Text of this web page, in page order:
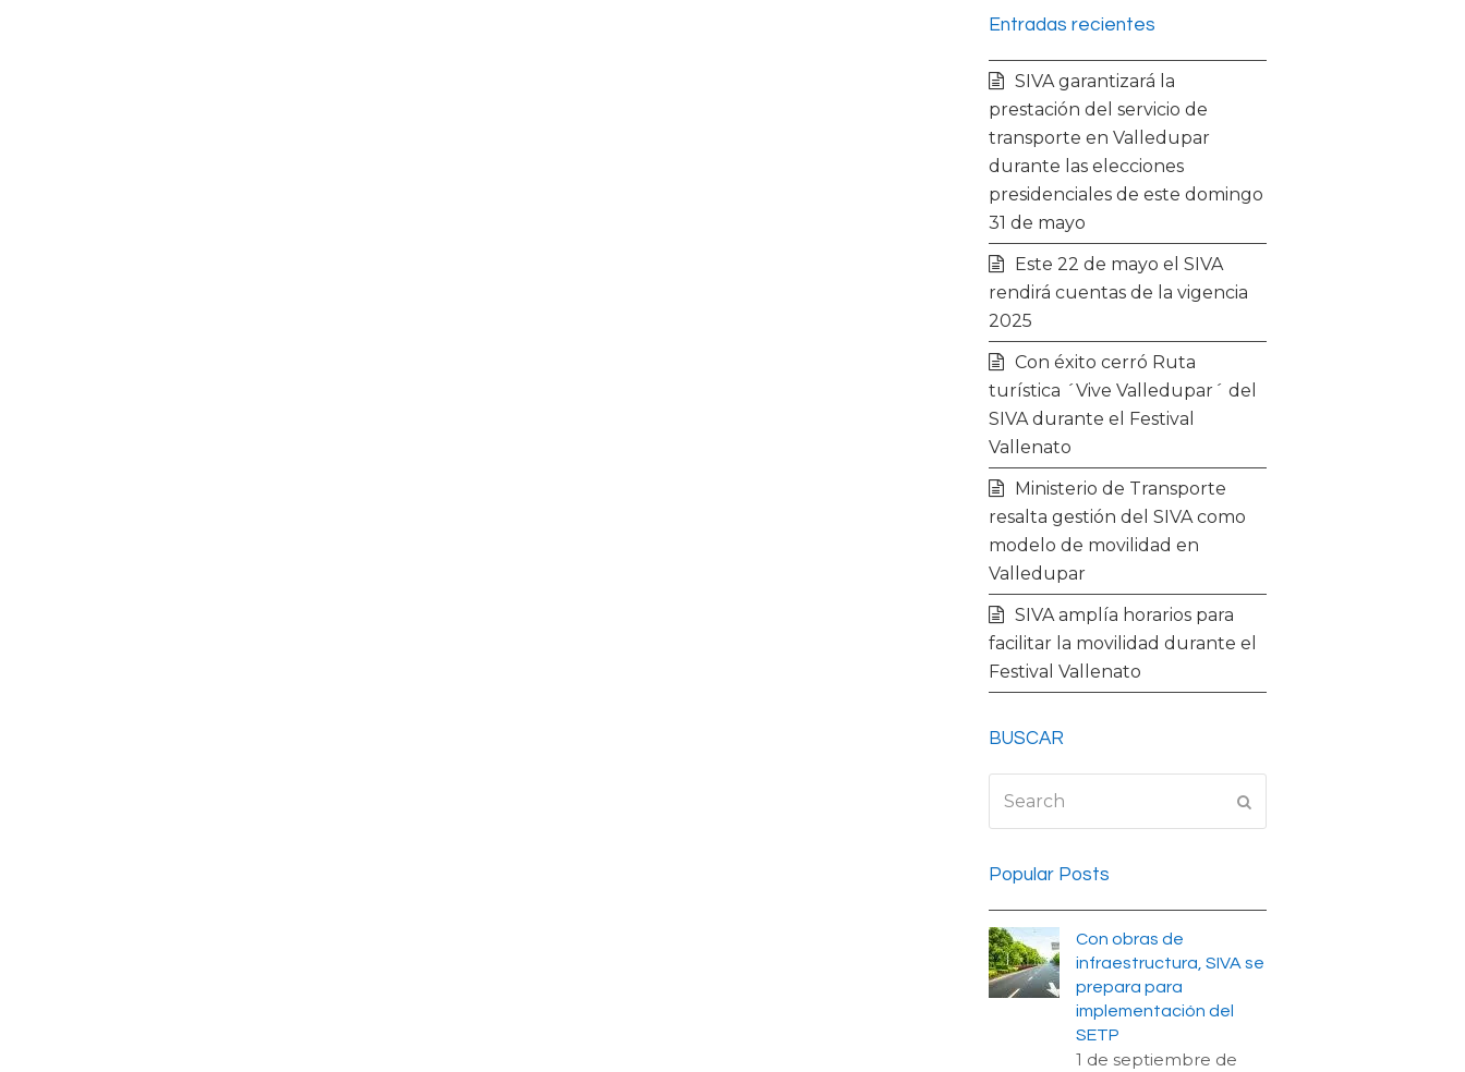
i
t
t
e
r
c
e
b
o
o
s
t
a
g
r
m
u
b
Entradas recientes
SIVA garantizará la
prestación del servicio de
transporte en Valledupar
durante las elecciones
presidenciales de este domingo
31 de mayo
Este 22 de mayo el SIVA
rendirá cuentas de la vigencia
2025
Con éxito cerró Ruta
turística ´Vive Valledupar´ del
SIVA durante el Festival
Vallenato
Ministerio de Transporte
resalta gestión del SIVA como
modelo de movilidad en
Valledupar
SIVA amplía horarios para
facilitar la movilidad durante el
Festival Vallenato
BUSCAR
Popular Posts
Con obras de
infraestructura, SIVA se
prepara para
implementación del
SETP
1 de septiembre de